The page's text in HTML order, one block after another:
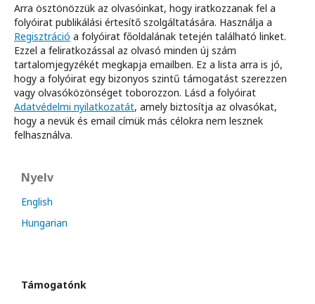
Arra ösztönözzük az olvasóinkat, hogy iratkozzanak fel a
folyóirat publikálási értesítő szolgáltatására. Használja a
Regisztráció a folyóirat főoldalának tetején található linket.
Ezzel a feliratkozással az olvasó minden új szám
tartalomjegyzékét megkapja emailben. Ez a lista arra is jó,
hogy a folyóirat egy bizonyos szintű támogatást szerezzen
vagy olvasóközönséget toborozzon. Lásd a folyóirat
Adatvédelmi nyilatkozatát, amely biztosítja az olvasókat,
hogy a nevük és email címük más célokra nem lesznek
felhasználva.
Nyelv
English
Hungarian
Támogatónk